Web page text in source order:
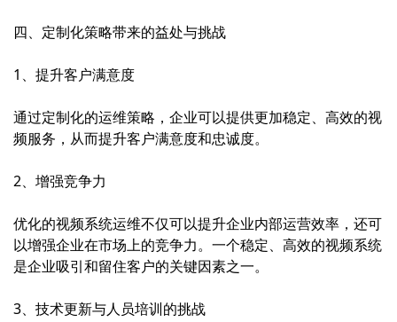
四、定制化策略带来的益处与挑战
1、提升客户满意度
通过定制化的运维策略，企业可以提供更加稳定、高效的视
频服务，从而提升客户满意度和忠诚度。
2、增强竞争力
优化的视频系统运维不仅可以提升企业内部运营效率，还可
以增强企业在市场上的竞争力。一个稳定、高效的视频系统
是企业吸引和留住客户的关键因素之一。
3、技术更新与人员培训的挑战